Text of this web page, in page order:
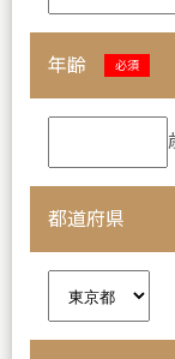
年齢 必須
都道府県